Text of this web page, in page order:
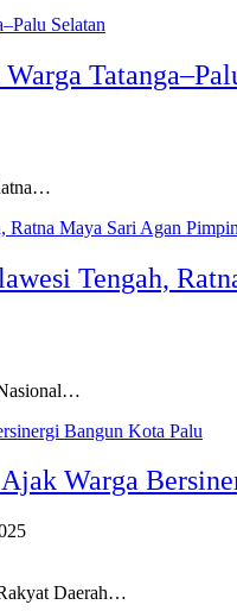
Tengah,
Warga
Daerah…